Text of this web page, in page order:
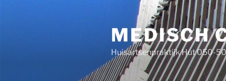
MEDISCH
Huisartsenpraktijk Hut 050-